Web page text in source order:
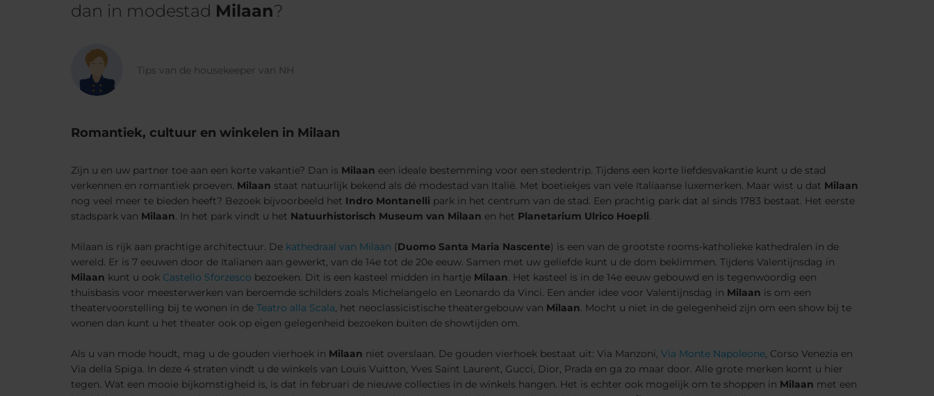
dan in modestad Milaan?
Tips van de housekeeper van NH
Romantiek, cultuur en winkelen in Milaan
Zijn u en uw partner toe aan een korte vakantie? Dan is Milaan een ideale bestemming voor een stedentrip. Tijdens een korte liefdesvakantie kunt u de stad
verkennen en romantiek proeven. Milaan staat natuurlijk bekend als dé modestad van Italië. Met boetiekjes van vele Italiaanse luxemerken. Maar wist u dat Milaan
nog veel meer te bieden heeft? Bezoek bijvoorbeeld het Indro Montanelli park in het centrum van de stad. Een prachtig park dat al sinds 1783 bestaat. Het eerste
stadspark van Milaan. In het park vindt u het Natuurhistorisch Museum van Milaan en het Planetarium Ulrico Hoepli.
Milaan is rijk aan prachtige architectuur. De kathedraal van Milaan (Duomo Santa Maria Nascente) is een van de grootste rooms-katholieke kathedralen in de
wereld. Er is 7 eeuwen door de Italianen aan gewerkt, van de 14e tot de 20e eeuw. Samen met uw geliefde kunt u de dom beklimmen. Tijdens Valentijnsdag in
Milaan kunt u ook Castello Sforzesco bezoeken. Dit is een kasteel midden in hartje Milaan. Het kasteel is in de 14e eeuw gebouwd en is tegenwoordig een
thuisbasis voor meesterwerken van beroemde schilders zoals Michelangelo en Leonardo da Vinci. Een ander idee voor Valentijnsdag in Milaan is om een
theatervoorstelling bij te wonen in de Teatro alla Scala, het neoclassicistische theatergebouw van Milaan. Mocht u niet in de gelegenheid zijn om een show bij te
wonen dan kunt u het theater ook op eigen gelegenheid bezoeken buiten de showtijden om.
Als u van mode houdt, mag u de gouden vierhoek in Milaan niet overslaan. De gouden vierhoek bestaat uit: Via Manzoni, Via Monte Napoleone, Corso Venezia en
Via della Spiga. In deze 4 straten vindt u de winkels van Louis Vuitton, Yves Saint Laurent, Gucci, Dior, Prada en ga zo maar door. Alle grote merken komt u hier
tegen. Wat een mooie bijkomstigheid is, is dat in februari de nieuwe collecties in de winkels hangen. Het is echter ook mogelijk om te shoppen in Milaan met een